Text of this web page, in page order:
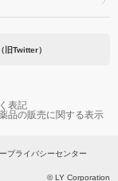
旧Twitter）
表記
品の販売に関する表示
プライバシーセンター
© LY Corporation